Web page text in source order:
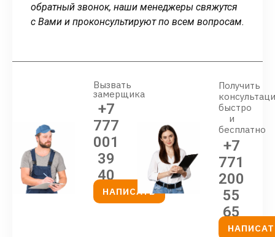
обратный звонок, наши менеджеры свяжутся
с Вами и проконсультируют по всем вопросам.
Вызвать
замерщика
+7
777
001
39
40
НАПИСАТЬ
Получить
быстро
и
бесплатно
+7
771
200
55
65